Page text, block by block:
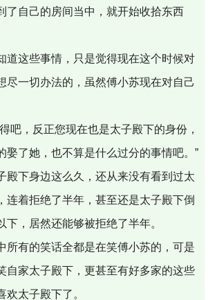
自己的房间当中，就开始收拾东西
这些事情，只是觉得现在这个时候对
尽一切办法的，虽然傅小苏现在对自己
吧，反正您现在也是太子殿下的身份，
娶了她，也不算是什么过分的事情吧。”
下身边这么久，还从来没有看到过太
连着拒绝了半年，甚至还是太子殿下倒
下，居然还能够被拒绝了半年。
有的笑话全都是在笑傅小苏的，可是
自家太子殿下，更甚至有好多家的这些
欢太子殿下了。